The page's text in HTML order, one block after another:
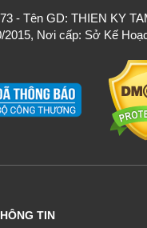
- Tên GD: THIEN KY
Nơi cấp: Sở Kế
TIN